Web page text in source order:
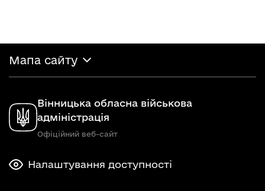
Мапа сайту
Вінницька обласна військова
адміністрація
Офіційний веб-сайт
Налаштування доступності